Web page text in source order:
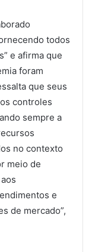
todos
e afirma que
foram
que seus
controles
sempre a
no contexto
meio de
e
de mercado”,